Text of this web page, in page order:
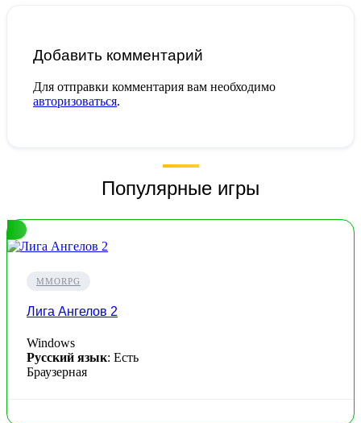
Добавить комментарий
Для отправки комментария вам необходимо
авторизоваться.
Популярные игры
MMORPG
Лига Ангелов 2
Windows
Русский язык: Есть
Браузерная